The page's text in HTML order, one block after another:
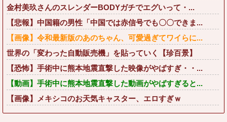
金村美玖さんのスレンダーBODYガチでエグいって・...
【悲報】中国籍の男性「中国では赤信号でも〇〇できま...
【画像】令和最新版のあのちゃん、可愛過ぎてワイらに...
世界の「変わった自動販売機」を貼っていく【珍百景】
【恐怖】手術中に熊本地震直撃した映像がやばすぎ・・...
【動画】手術中に熊本地震直撃した動画がやばすぎると...
【画像】メキシコのお天気キャスター、エロすぎｗ